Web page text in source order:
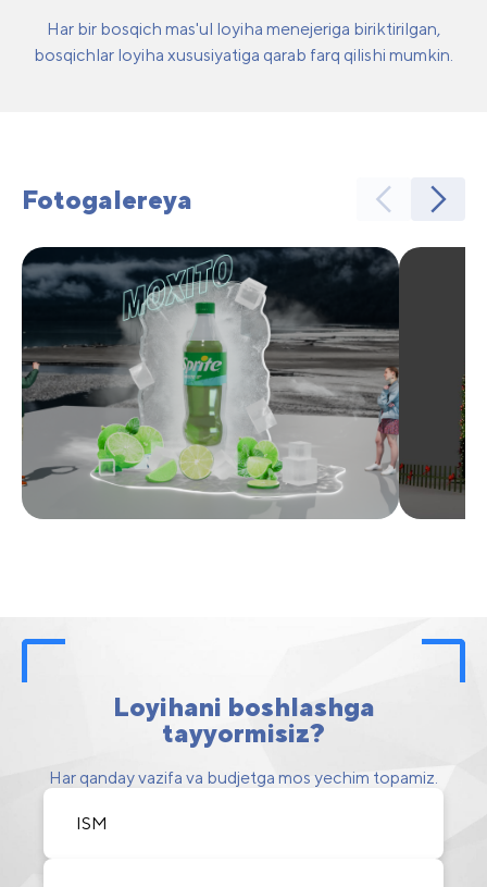
Har bir bosqich mas'ul loyiha menejeriga biriktirilgan,
bosqichlar loyiha xususiyatiga qarab farq qilishi mumkin.
Fotogalereya
Loyihani boshlashga
tayyormisiz?
Har qanday vazifa va budjetga mos yechim topamiz.